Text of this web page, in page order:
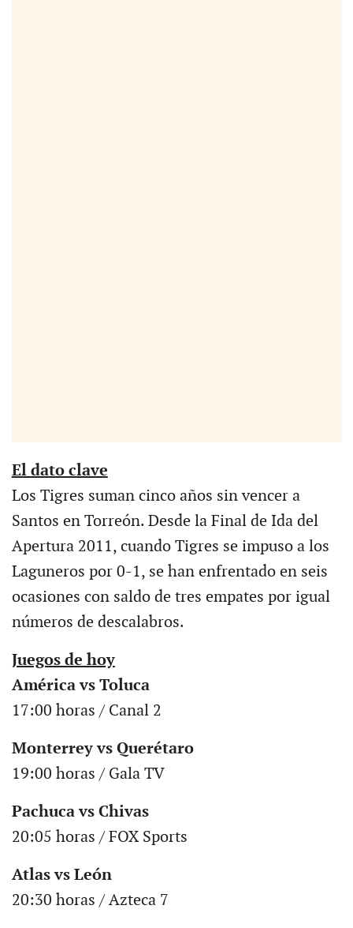
El dato clave
Los Tigres suman cinco años sin vencer a
Santos en Torreón. Desde la Final de Ida del
Apertura 2011, cuando Tigres se impuso a los
Laguneros por 0-1, se han enfrentado en seis
ocasiones con saldo de tres empates por igual
números de descalabros.
Juegos de hoy
América vs Toluca
17:00 horas / Canal 2
Monterrey vs Querétaro
19:00 horas / Gala TV
Pachuca vs Chivas
20:05 horas / FOX Sports
Atlas vs León
20:30 horas / Azteca 7